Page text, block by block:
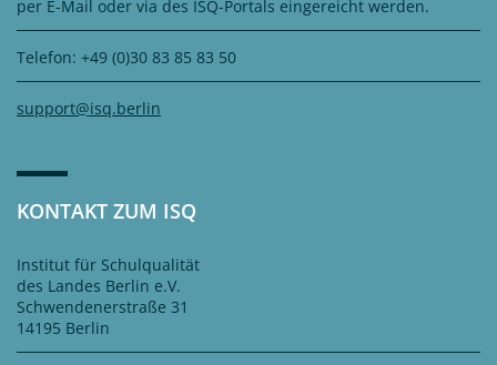
per E-Mail oder via des ISQ-Portals eingereicht werden.
Telefon: +49 (0)30 83 85 83 50
support@isq.berlin
KONTAKT ZUM ISQ
Institut für Schulqualität
des Landes Berlin e.V.
Schwendenerstraße 31
14195 Berlin